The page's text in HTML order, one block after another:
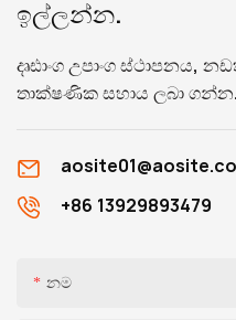
ඉල්ලන්න.
දෘඪාංග උපාංග ස්ථාපනය,
තාක්ෂණික සහාය ලබා ගන්න.
+86 13929893479
නම